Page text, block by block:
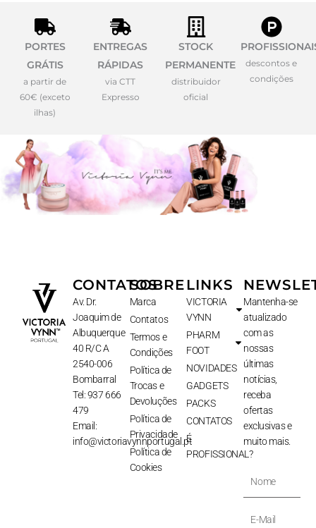
PORTES
GRÁTIS
a partir de
60€ (exceto
ilhas)
ENTREGAS
RÁPIDAS
via CTT
Expresso
STOCK
PERMANENTE
distribuidor
oficial
descontos e
condições
CONTATOS
Av. Dr.
Joaquim de
Albuquerque
40 R/C A
2540-006
Bombarral
Tel: 937 666
479
Email:
info@victoriavynnportugal.pt
SOBRE
Marca
Contatos
Termos e
Condições
Política de
Trocas e
Devoluções
Política de
Privacidade
Política de
Cookies
LINKS
VICTORIA
VYNN
PHARM
FOOT
NOVIDADES
GADGETS
PACKS
CONTATOS
É
PROFISSIONAL?
Mantenha-se
atualizado
com as
nossas
últimas
notícias,
receba
ofertas
exclusivas e
muito mais.
Nome
E-